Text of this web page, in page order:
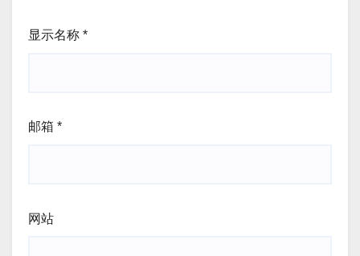
显示名称 *
邮箱 *
网站